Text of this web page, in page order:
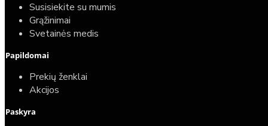
Susisiekite su mumis
Grąžinimai
Svetainės medis
Papildomai
Prekių ženklai
Akcijos
Paskyra